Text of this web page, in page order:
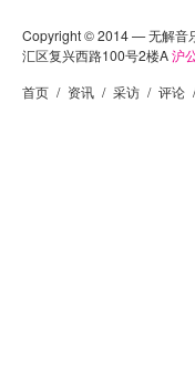
Copyright © 2014 — 无解音
汇区复兴西路100号2楼A沪
首页 / 资讯 / 采访 / 评论 /